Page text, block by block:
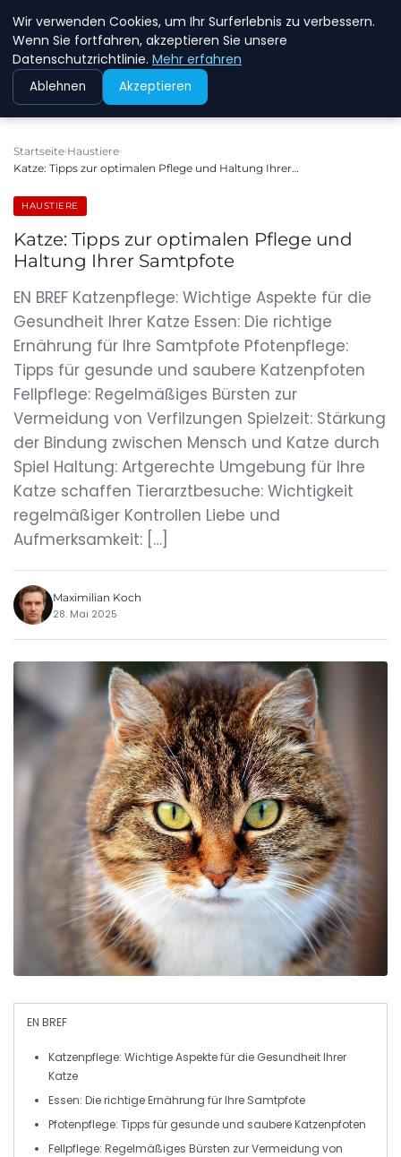
NEW ENERGY JOBS
Startseite Haustiere
Katze: Tipps zur optimalen Pflege und Haltung Ihrer…
HAUSTIERE
Katze: Tipps zur optimalen Pflege und
Haltung Ihrer Samtpfote
EN BREF Katzenpflege: Wichtige Aspekte für die
Gesundheit Ihrer Katze Essen: Die richtige
Ernährung für Ihre Samtpfote Pfotenpflege:
Tipps für gesunde und saubere Katzenpfoten
Fellpflege: Regelmäßiges Bürsten zur
Vermeidung von Verfilzungen Spielzeit: Stärkung
der Bindung zwischen Mensch und Katze durch
Spiel Haltung: Artgerechte Umgebung für Ihre
Katze schaffen Tierarztbesuche: Wichtigkeit
regelmäßiger Kontrollen Liebe und
Aufmerksamkeit: […]
Maximilian Koch
28. Mai 2025
EN BREF
Katzenpflege: Wichtige Aspekte für die GesundheitIhrer
Katze
Essen: Die richtigeErnährung für Ihre Samtpfote
Pfotenpflege: Tipps für gesunde und saubereKatzenpfoten
Fellpflege: Regelmäßiges Bürsten zur Vermeidung von
Wir verwenden Cookies, um Ihr Surferlebnis zu verbessern.
Wenn Sie fortfahren, akzeptieren Sie unsere
Datenschutzrichtlinie. Mehr erfahren
Ablehnen Akzeptieren